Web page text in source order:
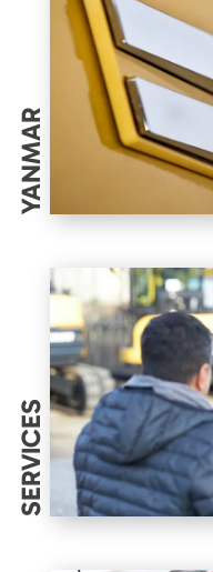
YANMAR
SERVICES